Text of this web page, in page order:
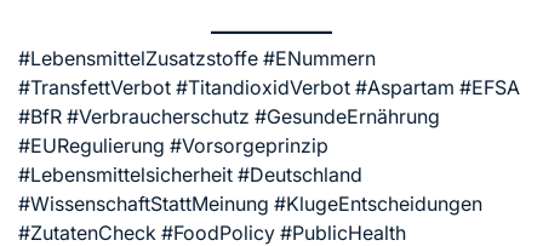
#LebensmittelZusatzstoffe #ENummern
#TransfettVerbot #TitandioxidVerbot #Aspartam #EFSA
#BfR #Verbraucherschutz #GesundeErnährung
#EURegulierung #Vorsorgeprinzip
#Lebensmittelsicherheit #Deutschland
#WissenschaftStattMeinung #KlugeEntscheidungen
#ZutatenCheck #FoodPolicy #PublicHealth